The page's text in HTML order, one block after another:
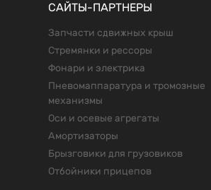
САЙТЫ-ПАРТНЕРЫ
Запчасти сдвижных крыш
Стремянки и рессоры
Фонари и электрика
Пневомаппаратура и тромозные
механизмы
Оси и осевые агрегаты
Амортизаторы
Брызговики для грузовиков
Отбойники прицепов